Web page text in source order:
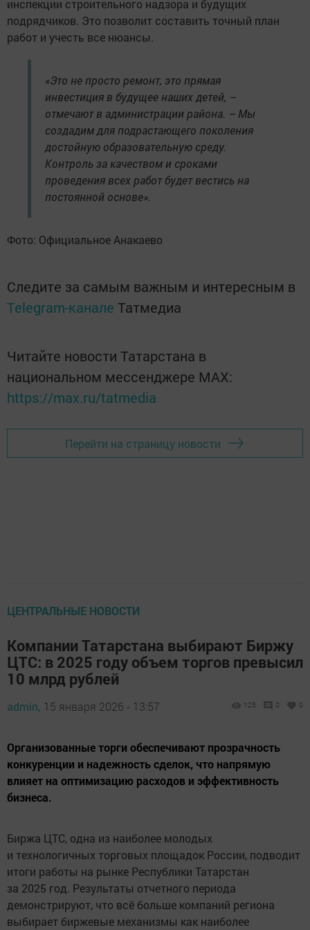
инспекции строительного надзора и будущих
подрядчиков. Это позволит составить точный план
работ и учесть все нюансы.
«Это не просто ремонт, это прямая
инвестиция в будущее наших детей, –
отмечают в администрации района. – Мы
создадим для подрастающего поколения
достойную образовательную среду.
Контроль за качеством и сроками
проведения всех работ будет вестись на
постоянной основе».
Фото: Официальное Анакаево
Следите за самым важным и интересным в
Telegram-канале Татмедиа
Читайте новости Татарстана в
национальном мессенджере MАХ:
https://max.ru/tatmedia
Перейти на страницу новости
ЦЕНТРАЛЬНЫЕ НОВОСТИ
Компании Татарстана выбирают Биржу
ЦТС: в 2025 году объем торгов превысил
10 млрд рублей
admin, 15 января 2026 - 13:57 125 0 0
Организованные торги обеспечивают прозрачность
конкуренции и надежность сделок, что напрямую
влияет на оптимизацию расходов и эффективность
бизнеса.
Биржа ЦТС, одна из наиболее молодых
и технологичных торговых площадок России, подводит
итоги работы на рынке Республики Татарстан
за 2025 год. Результаты отчетного периода
демонстрируют, что всё больше компаний региона
выбирает биржевые механизмы как наиболее